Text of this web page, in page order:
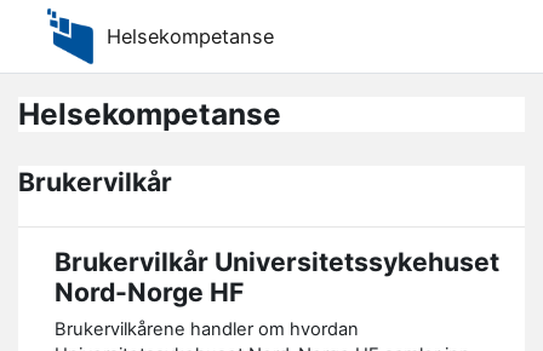
Gå til hovedinnhold
Helsekompetanse
Helsekompetanse
Brukervilkår
Brukervilkår Universitetssykehuset
Nord-Norge HF
Brukervilkårene handler om hvordan